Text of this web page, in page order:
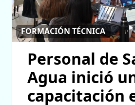
FORMACIÓN TÉCNICA
Personal de
Agua inició
capacitación